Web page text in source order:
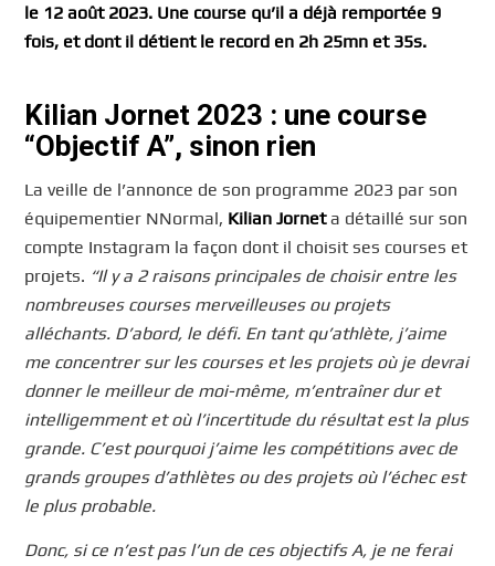
le 12 août 2023. Une course qu’il a déjà remportée 9
fois, et dont il détient le record en 2h 25mn et 35s.
Kilian Jornet 2023 : une course
“Objectif A”, sinon rien
La veille de l’annonce de son programme 2023 par son
équipementier NNormal, Kilian Jorneta détaillé sur son
compte Instagram la façon dont il choisit ses courses et
projets. “Il y a 2 raisons principales de choisir entre les
nombreuses courses merveilleuses ou projets
alléchants. D’abord, le défi. En tant qu’athlète, j’aime
me concentrer sur les courses et les projets où je devrai
donner le meilleur de moi-même, m’entraîner dur et
intelligemment et où l’incertitude du résultat est la plus
grande. C’est pourquoi j’aime les compétitions avec de
grands groupes d’athlètes ou des projets où l’échec est
le plus probable.
Donc, si ce n’est pas l’un de ces objectifs A, je ne ferai